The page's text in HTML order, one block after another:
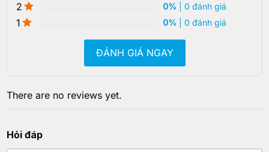
2 0% | 0 đánh giá
1 0% | 0 đánh giá
ĐÁNH GIÁ NGAY
There are no reviews yet.
Hỏi đáp